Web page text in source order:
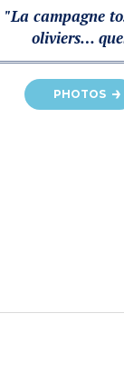
"La campagne
oliviers…
PHOTOS